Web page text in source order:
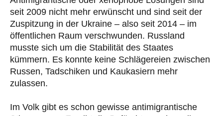
seit 2009 nicht mehr erwünscht und sind seit der
Zuspitzung in der Ukraine – also seit 2014 – im
öffentlichen Raum verschwunden. Russland
musste sich um die Stabilität des Staates
kümmern. Es konnte keine Schlägereien zwischen
Russen, Tadschiken und Kaukasiern mehr
zulassen.
Im Volk gibt es schon gewisse antimigrantische